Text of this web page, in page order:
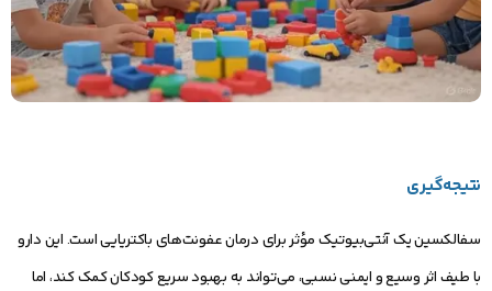
نتیجه‌گیری
سفالکسین یک آنتی‌بیوتیک مؤثر برای درمان عفونت‌های باکتریایی است. این دارو
با طیف اثر وسیع و ایمنی نسبی، می‌تواند به بهبود سریع کودکان کمک کند، اما